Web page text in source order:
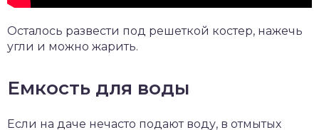
Осталось развести под решеткой костер, нажечь
угли и можно жарить.
Емкость для воды
Если на даче нечасто подают воду, в отмытых